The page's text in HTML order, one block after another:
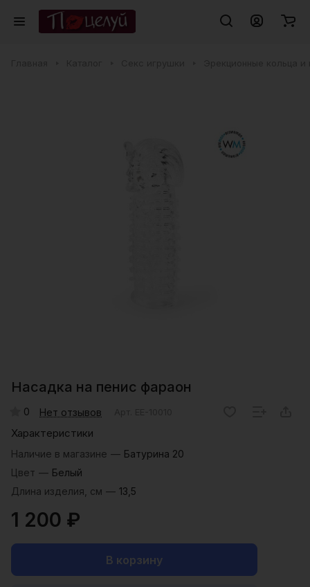
Насадка на пенис фараон
0 Нет отзывов
Характеристики
Наличие в магазине — Батурина 20
Цвет — Белый
Длина изделия, см — 13,5
1 200 ₽
В корзину